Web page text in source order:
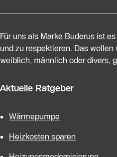
Für uns als Marke Buderus ist
und zu respektieren. Das
weiblich, männlich oder divers,
Aktuelle Ratgeber
Wärmepumpe
Heizkosten sparen